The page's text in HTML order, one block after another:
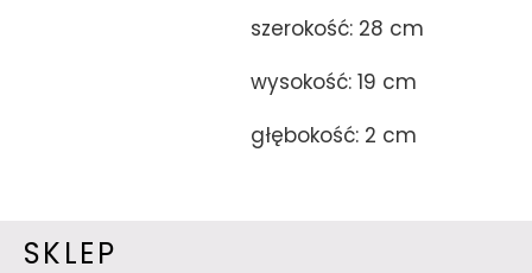
szerokość: 28 cm
wysokość: 19 cm
głębokość: 2 cm
SKLEP